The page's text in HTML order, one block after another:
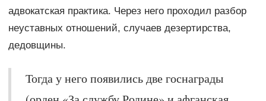
адвокатская практика. Через него проходил разбор
неуставных отношений, случаев дезертирства,
дедовщины.
Тогда у него появились две госнаграды